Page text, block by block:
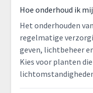
Hoe onderhoud ik
Het onderhouden
regelmatige
geven, lichtbeheer
Kies voor planten